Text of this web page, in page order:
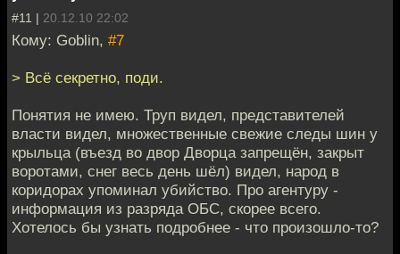
#11 | 20.12.10 22:02
Кому: Goblin, #7
> Всё секретно, поди.
Понятия не имею. Труп видел, представителей
власти видел, множественные свежие следы шин у
крыльца (въезд во двор Дворца запрещён, закрыт
воротами, снег весь день шёл) видел, народ в
коридорах упоминал убийство. Про агентуру -
информация из разряда ОБС, скорее всего.
Хотелось бы узнать подробнее - что произошло-то?